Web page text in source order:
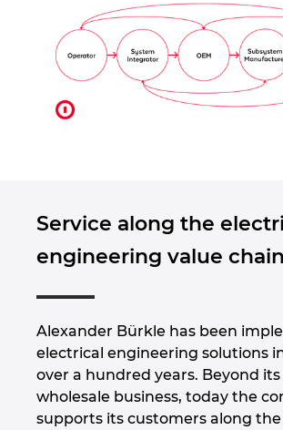
Service along the
engineering value chain
Alexander Bürkle has been
electrical engineering solutions
over a hundred years. Beyond
wholesale business, today the
supports its customers along
Singapore
Slovakia
South Africa
South Korea
Sweden
Switzerland